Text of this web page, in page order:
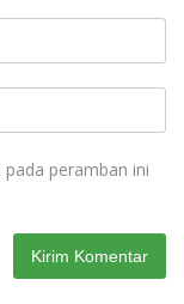
peramban ini